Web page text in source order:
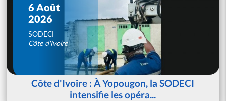
6 Août
2026
SODECI
Côte d'Ivoire
Côte d'Ivoire : À Yopougon, la SODECI
intensifie les opéra...